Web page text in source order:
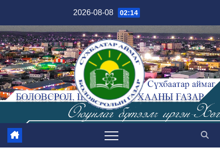
content
2026-08-08 02:14